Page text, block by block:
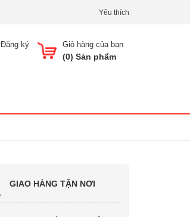
Yêu thích
Giỏ hàng của bạn
(0) Sản phẩm
Đăng ký
GIAO HÀNG TẬN NƠI